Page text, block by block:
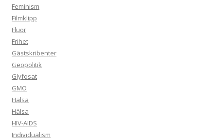
Feminism
Filmklipp
Fluor
Frihet
Gästskribenter
Geopolitik
Glyfosat
GMO
Hälsa
Hälsa
HIV-AIDS
Individualism